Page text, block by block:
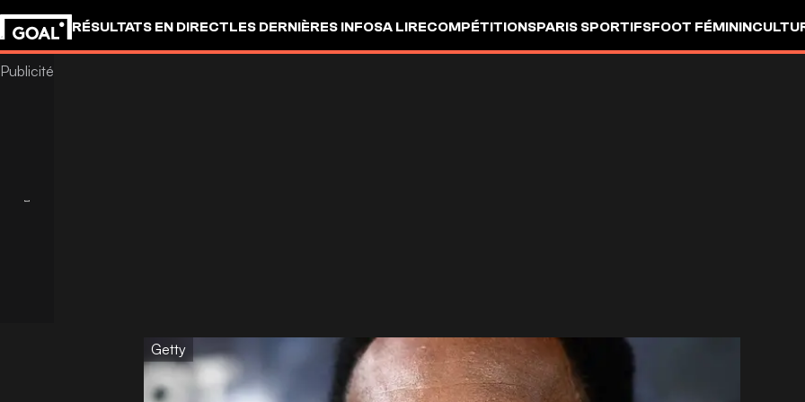
RÉSULTATS EN DIRECTLES DERNIÈRES INFOSA LIRECOMPÉTITIONSPARIS SPORTIFSFOOT FÉMININ
Getty